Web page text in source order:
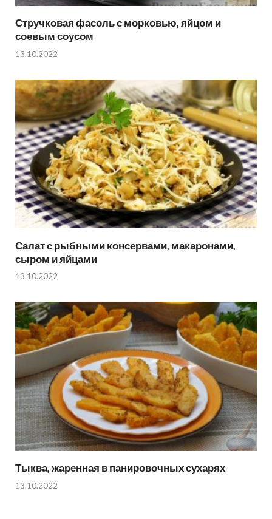
Стручковая фасоль с морковью, яйцом и
соевым соусом
13.10.2022
Салат с рыбными консервами, макаронами,
сыром и яйцами
13.10.2022
Тыква, жаренная в панировочных сухарях
13.10.2022